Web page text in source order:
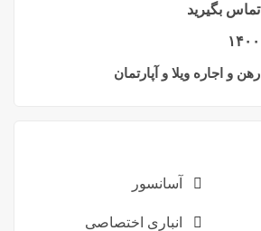
تماس بگیرید
۱۴۰۰
رهن و اجاره ویلا و آپارتمان
آسانسور
انباری اختصاصی